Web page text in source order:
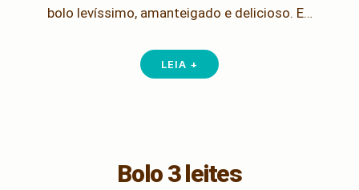
bolo levíssimo, amanteigado e delicioso. E…
LEIA +
Bolo 3 leites